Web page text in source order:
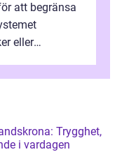
att begränsa
eller
Trygghet,
i vardagen